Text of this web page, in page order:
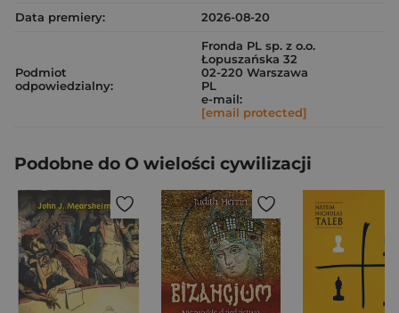
Data premiery:
2026-08-20
Podmiot
odpowiedzialny:
Fronda PL sp. z o.o.
Łopuszańska 32
02-220 Warszawa
PL
e-mail:
[email protected]
Podobne do O wielości cywilizacji